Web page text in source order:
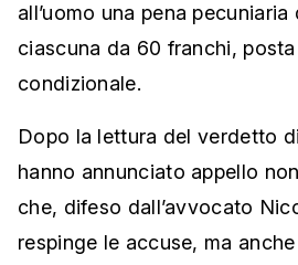
all’uomo una pena
ciascuna da 60 franchi,
condizionale.
Dopo la lettura del verdetto
hanno annunciato appello
che, difeso dall’avvocato
respinge le accuse, ma